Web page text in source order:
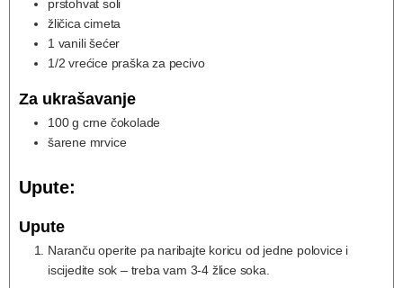
prstohvat soli
žličica cimeta
1 vanili šećer
1/2 vrećice praška za pecivo
Za ukrašavanje
100 g crne čokolade
šarene mrvice
Upute:
Upute
Naranču operite pa naribajte koricu od jedne polovice i
iscijedite sok – treba vam 3-4 žlice soka.